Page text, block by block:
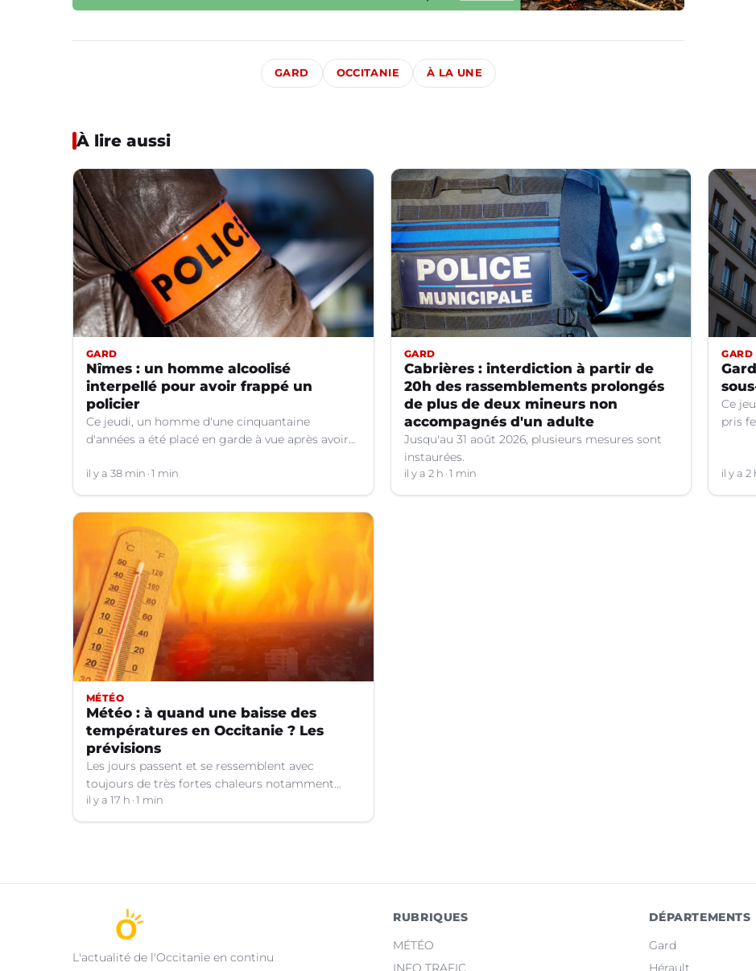
GARD OCCITANIE À LA UNE
À lire aussi
GARD
Nîmes : un homme alcoolisé
interpellé pour avoir frappé un
policier
Ce jeudi, un homme d'une cinquantaine
d'années a été placé en garde à vue après avoir
il y a 38 min 1 min
GARD
Cabrières : interdiction à partir de
20h des rassemblements prolongés
de plus de deux mineurs non
accompagnés d'un adulte
Jusqu'au 31 août 2026, plusieurs mesures sont
instaurées.
il y a 2 h 1 min
GARD
Ce
pris
il y a 2
MÉTÉO
Météo : à quand une baisse des
températures en Occitanie ? Les
prévisions
Les jours passent et se ressemblent avec
toujours de très fortes chaleurs notamment
dans le Languedoc. Jusqu’à quand ?
il y a 17 h 1 min
L'actualité de l'Occitanie en continu
RUBRIQUES
MÉTÉO
INFO TRAFIC
DÉPARTEMENTS
Gard
Hérault